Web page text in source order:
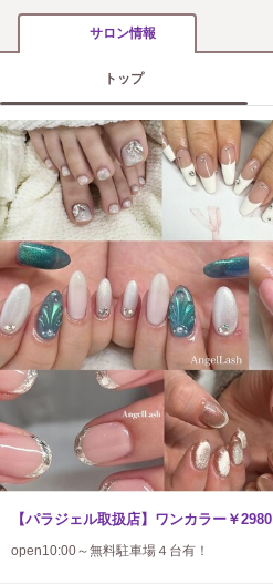
サロン情報
トップ
【パラジェル取扱店】ワンカラー￥2980
open10:00～無料駐車場４台有！